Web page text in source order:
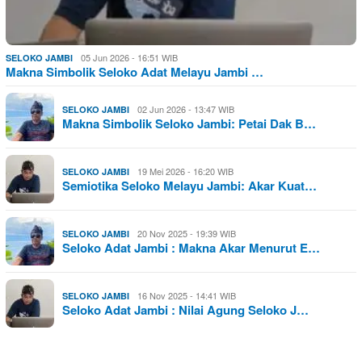
SELOKO JAMBI 05 Jun 2026 - 16:51 WIB
Makna Simbolik Seloko Adat Melayu Jambi …
SELOKO JAMBI 02 Jun 2026 - 13:47 WIB
Makna Simbolik Seloko Jambi: Petai Dak B…
SELOKO JAMBI 19 Mei 2026 - 16:20 WIB
Semiotika Seloko Melayu Jambi: Akar Kuat…
SELOKO JAMBI 20 Nov 2025 - 19:39 WIB
Seloko Adat Jambi : Makna Akar Menurut E…
SELOKO JAMBI 16 Nov 2025 - 14:41 WIB
Seloko Adat Jambi : Nilai Agung Seloko J…